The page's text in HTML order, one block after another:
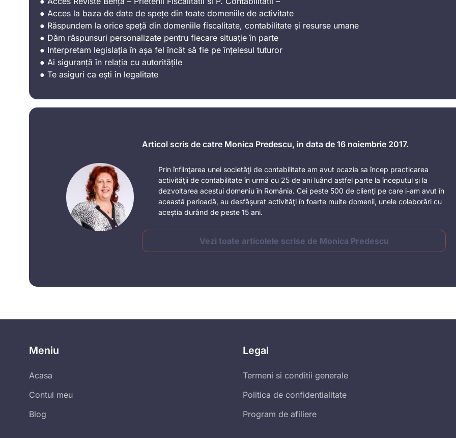
● Acces la baza de date de spețe din toate domeniile de activitate
● Răspundem la orice speță din domeniile fiscalitate, contabilitate și resurse umane
● Dăm răspunsuri personalizate pentru fiecare situație în parte
● Interpretam legislația în așa fel încât să fie pe înțelesul tuturor
● Ai siguranță în relația cu autoritățile
● Te asiguri ca ești în legalitate
Articol scris de catre Monica Predescu, in data de 16 noiembrie 2017.
Prin înfiinţarea unei societăţi de contabilitate am avut ocazia sa încep practicarea
activităţii de contabilitate în urmă cu 25 de ani luând astfel parte la începutul şi la
dezvoltarea acestui domeniu în România. Cei peste 500 de clienţi pe care i-am avut în
această perioadă, au desfăşurat activităţi în foarte multe domenii, unele colaborări cu
aceştia durând de peste 15 ani.
Vezi toate articolele scrise de Monica Predescu
Meniu
Acasa
Contul meu
Blog
Legal
Termeni si conditii generale
Politica de confidentialitate
Program de afiliere